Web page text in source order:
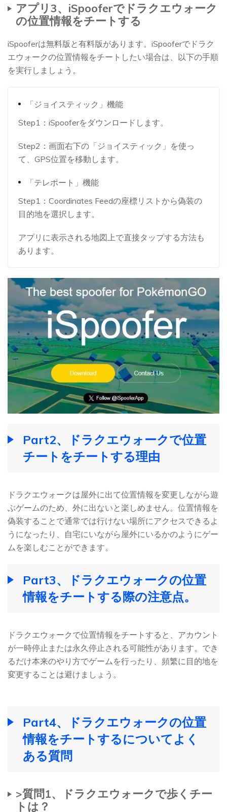
アプリ3、iSpooferでドラクエウォーク
の位置情報をチートする
iSpooferは無料版と有料版があります。iSpooferでドラク
エウォークの位置情報をチートしたい場合は、以下の手順
を実行しましょう。
「ジョイスティック」機能
Step1：iSpooferをダウンロードします。
Step2：画面右下の「ジョイスティック」を使っ
て、GPS位置を移動します。
「テレポート」機能
Step1：Coordinates Feedの座標リストから偽装の
目的地を選択します。
アプリに表示される地図上で直接タップする方法も
あります。
Part2、ドラクエウォークで位置
チートをチートする理由
ドラクエウォークは屋外に出て位置情報を変更しながら遊
ぶゲームのため、外に出ないと楽しめません。位置情報を
偽装することで通常では行けない場所にアクセスできるよ
うになったり、自宅にいながら屋外にいるかのようにゲー
ムを楽しむことができます。
Part3、ドラクエウォークの位置
情報をチートする際の注意点。
ドラクエウォークで位置情報をチートすると、アカウント
が一時停止または永久停止される可能性があります。でき
るだけ本来のやり方でゲームを行ったり、頻繁に目的地を
変更することは避けましょう。
Part4、ドラクエウォークの位置
情報をチートするについてよく
ある質問
>質問1、ドラクエウォークで歩くチー
トは？